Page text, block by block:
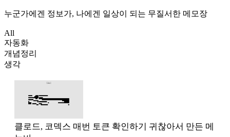
누군가에겐 정보가, 나에겐 일상이 되는 무질서한 메모장
All
자동화
개념정리
생각
클로드, 코덱스 매번 토큰 확인하기 귀찮아서 만든 메